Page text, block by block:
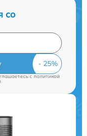
со
c политикой